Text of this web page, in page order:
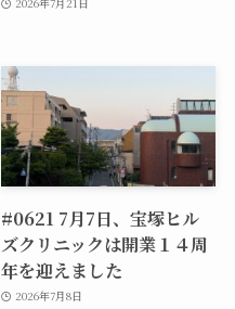
#0621 7月7日、宝塚ヒル
ズクリニックは開業１４周
年を迎えました
2026年7月8日